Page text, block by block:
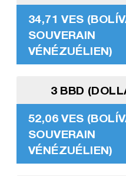
34,71 VES
SOUVERAIN
VÉNÉZUÉLIEN)
3 BBD
52,06 VES
SOUVERAIN
VÉNÉZUÉLIEN)